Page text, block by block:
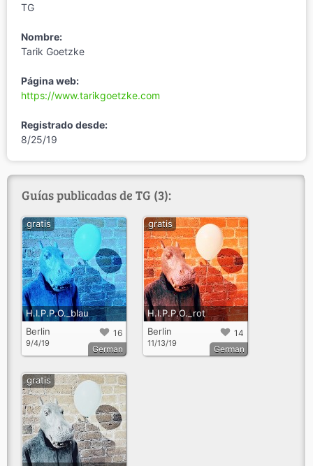
TG
Nombre:
Tarik Goetzke
Página web:
https://www.tarikgoetzke.com
Registrado desde:
8/25/19
Guías publicadas de TG (3):
H.I.P.P.O._blau
16
Berlin
9/4/19
gratis
German
H.I.P.P.O._rot
14
Berlin
11/13/19
gratis
German
gratis